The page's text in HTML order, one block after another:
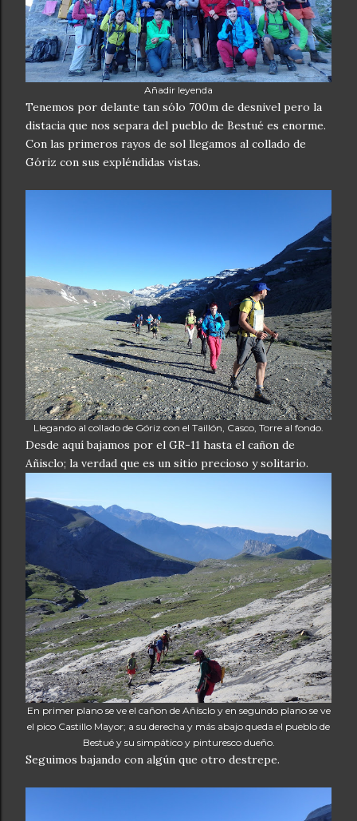
Añadir leyenda
Tenemos por delante tan sólo 700m de desnivel pero la
distacia que nos separa del pueblo de Bestué es enorme.
Con las primeros rayos de sol llegamos al collado de
Góriz con sus expléndidas vistas.
Llegando al collado de Góriz con el Taillón, Casco, Torre al fondo.
Desde aquí bajamos por el GR-11 hasta el cañon de
Añisclo; la verdad que es un sitio precioso y solitario.
En primer plano se ve el cañon de Añísclo y en segundo plano se ve
el pico Castillo Mayor; a su derecha y más abajo queda el pueblo de
Bestué y su simpático y pinturesco dueño.
Seguimos bajando con algún que otro destrepe.